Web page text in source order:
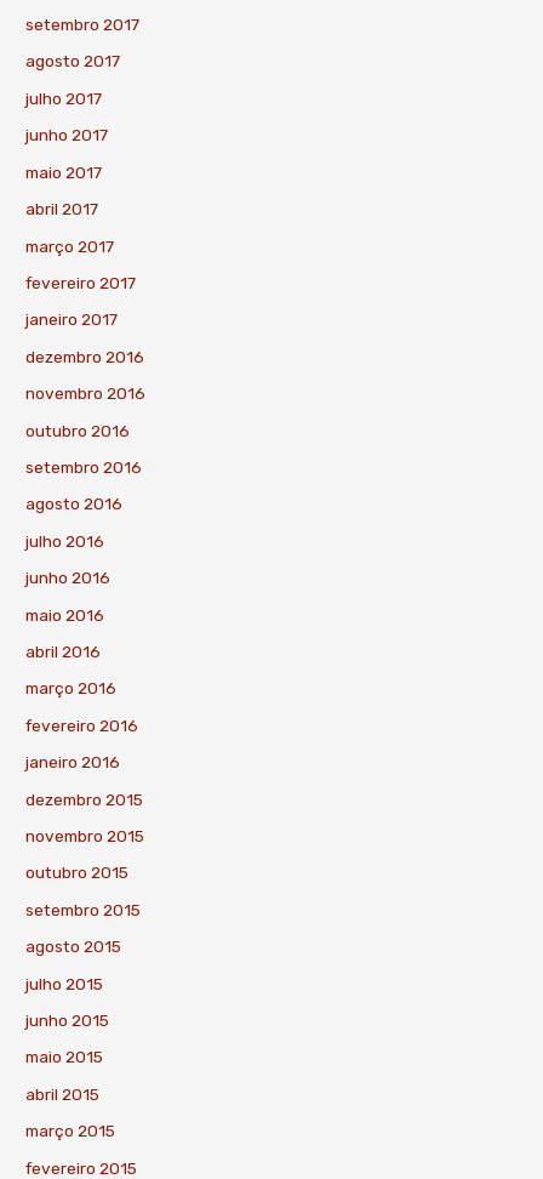
setembro 2017
agosto 2017
julho 2017
junho 2017
maio 2017
abril 2017
março 2017
fevereiro 2017
janeiro 2017
dezembro 2016
novembro 2016
outubro 2016
setembro 2016
agosto 2016
julho 2016
junho 2016
maio 2016
abril 2016
março 2016
fevereiro 2016
janeiro 2016
dezembro 2015
novembro 2015
outubro 2015
setembro 2015
agosto 2015
julho 2015
junho 2015
maio 2015
abril 2015
março 2015
fevereiro 2015